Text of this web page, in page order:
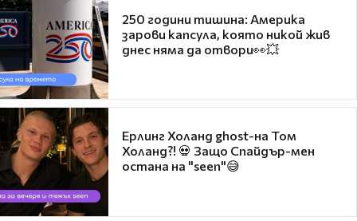
250 години тишина: Америка
зарови капсула, която никой жив
днес няма да отвори👀💥
Ерлинг Холанд ghost-на Том
Холанд?! 💀 Защо Спайдър-мен
остана на "seen"😅